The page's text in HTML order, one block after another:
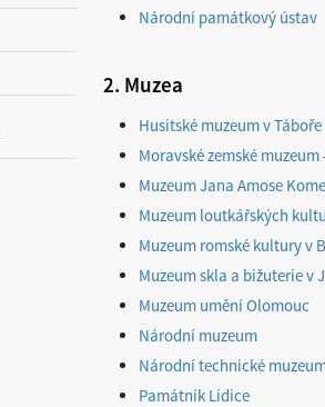
Národní památkový ústav
2. Muzea
Husitské muzeum v Táboře
Moravské zemské muzeum
Muzeum Jana Amose
Muzeum loutkářských
Muzeum romské kultury v
Muzeum skla a bižuterie v
Muzeum umění Olomouc
Národní muzeum
Národní technické
Památník Lidice